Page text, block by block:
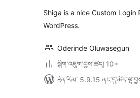
Shiga is a nice Custom Login
WordPress.
Oderinde Oluwasegun
སྒྲིག་འཇུག་བྱས་ཚད། 10+
ཐོན་རིམ་ 5.9.15